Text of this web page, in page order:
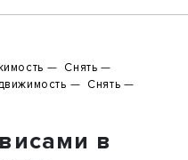
Снять
Снять
в